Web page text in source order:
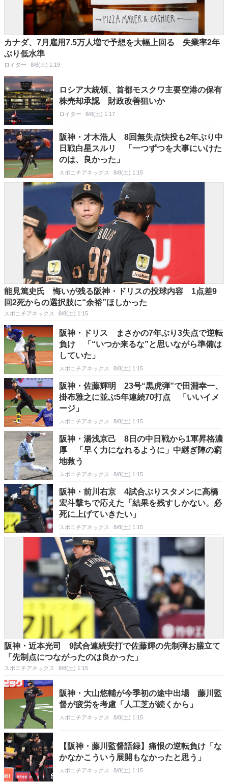
カナダ、7月雇用7.5万人増で予想を大幅上回る 失業率2年
ぶり低水準
ロイター 8/8(土) 1:19
ロシア大統領、首都モスクワ主要空港の保有
株売却承認 財政改善狙いか
ロイター 8/8(土) 1:17
阪神・才木浩人 8回無失点快投も2年ぶり中
日戦白星スルリ 「一つずつを大事にいけた
のは、良かった」
スポニチアネックス 8/8(土) 1:15
能見篤史氏 悔いが残る阪神・ドリスの投球内容 1点差9
回2死からの選択肢に“余裕”ほしかった
スポニチアネックス 8/8(土) 1:15
阪神・ドリス まさかの7年ぶり3失点で逆転
負け 「“いつか来るな”と思いながら準備は
していた」
スポニチアネックス 8/8(土) 1:15
阪神・佐藤輝明 23号“黒虎弾”で田淵幸一、
掛布雅之に並ぶ5年連続70打点 「いいイメ
ージ」
スポニチアネックス 8/8(土) 1:15
阪神・湯浅京己 8日の中日戦から1軍昇格濃
厚 「早く力になれるように」中継ぎ陣の窮
地救う
スポニチアネックス 8/8(土) 1:15
阪神・前川右京 4試合ぶりスタメンに高橋
宏斗撃ちで応えた「結果を残すしかない。必
死に上げていきたい」
スポニチアネックス 8/8(土) 1:15
阪神・近本光司 9試合連続安打で佐藤輝の先制弾お膳立て
「先制点につながったのは良かった」
スポニチアネックス 8/8(土) 1:15
阪神・大山悠輔が今季初の途中出場 藤川監
督が疲労を考慮「人工芝が続くから」
スポニチアネックス 8/8(土) 1:15
【阪神・藤川監督語録】痛恨の逆転負け「な
かなかこういう展開もなかったと思う」
スポニチアネックス 8/8(土) 1:15